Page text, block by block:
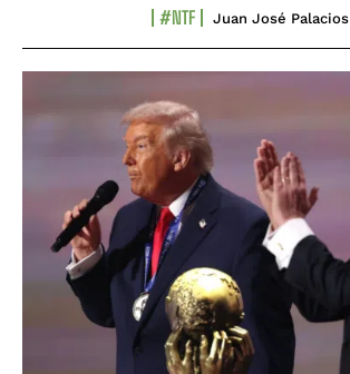
#NTF Juan José Palacios